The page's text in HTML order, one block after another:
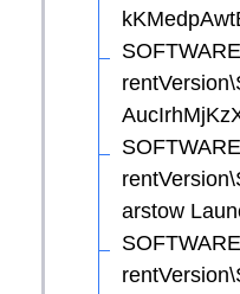
arstow